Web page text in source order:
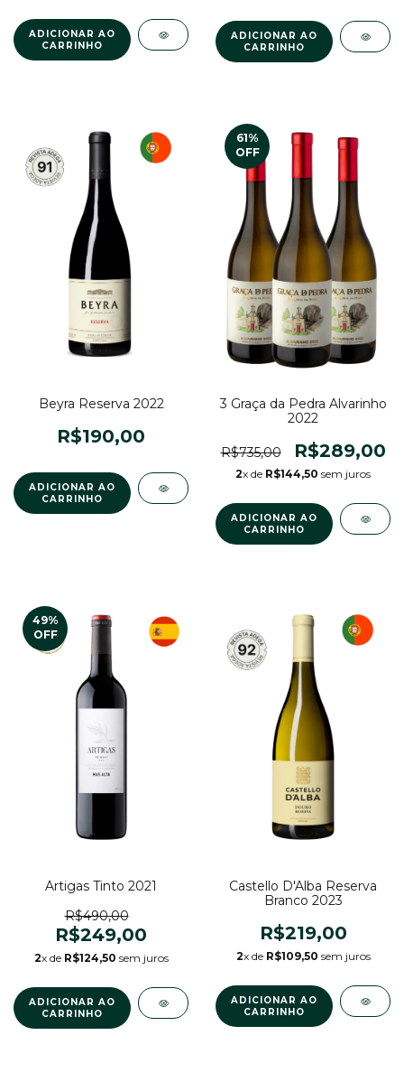
Beyra Reserva 2022
R$190,00
61%
OFF
3 Graça da Pedra Alvarinho
2022
R$735,00 R$289,00
2x de R$144,50 sem juros
49%
OFF
Artigas Tinto 2021
R$490,00
R$249,00
2x de R$124,50 sem juros
Castello D'Alba Reserva
Branco 2023
R$219,00
2x de R$109,50 sem juros